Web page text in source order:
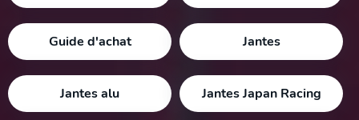
Guide d'achat Jantes
Jantes alu Jantes Japan Racing